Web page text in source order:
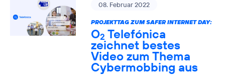
08. Februar 2022
PROJEKTTAG ZUM SAFER INTERNET DAY:
O2 Telefónica
zeichnet bestes
Video zum Thema
Cybermobbing aus